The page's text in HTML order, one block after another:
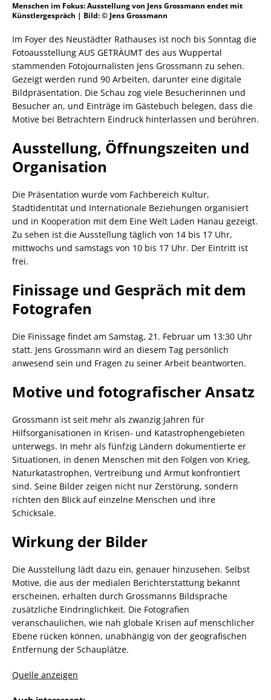
Menschen im Fokus: Ausstellung von Jens Grossmann endet mit
Künstlergespräch | Bild: © Jens Grossmann
Im Foyer des Neustädter Rathauses ist noch bis Sonntag die
Fotoausstellung AUS GETRÄUMT des aus Wuppertal
stammenden Fotojournalisten Jens Grossmann zu sehen.
Gezeigt werden rund 90 Arbeiten, darunter eine digitale
Bildpräsentation. Die Schau zog viele Besucherinnen und
Besucher an, und Einträge im Gästebuch belegen, dass die
Motive bei Betrachtern Eindruck hinterlassen und berühren.
Ausstellung, Öffnungszeiten und
Organisation
Die Präsentation wurde vom Fachbereich Kultur,
Stadtidentität und Internationale Beziehungen organisiert
und in Kooperation mit dem Eine Welt Laden Hanau gezeigt.
Zu sehen ist die Ausstellung täglich von 14 bis 17 Uhr,
mittwochs und samstags von 10 bis 17 Uhr. Der Eintritt ist
frei.
Finissage und Gespräch mit dem
Fotografen
Die Finissage findet am Samstag, 21. Februar um 13:30 Uhr
statt. Jens Grossmann wird an diesem Tag persönlich
anwesend sein und Fragen zu seiner Arbeit beantworten.
Motive und fotografischer Ansatz
Grossmann ist seit mehr als zwanzig Jahren für
Hilfsorganisationen in Krisen- und Katastrophengebieten
unterwegs. In mehr als fünfzig Ländern dokumentierte er
Situationen, in denen Menschen mit den Folgen von Krieg,
Naturkatastrophen, Vertreibung und Armut konfrontiert
sind. Seine Bilder zeigen nicht nur Zerstörung, sondern
richten den Blick auf einzelne Menschen und ihre
Schicksale.
Wirkung der Bilder
Die Ausstellung lädt dazu ein, genauer hinzusehen. Selbst
Motive, die aus der medialen Berichterstattung bekannt
erscheinen, erhalten durch Grossmanns Bildsprache
zusätzliche Eindringlichkeit. Die Fotografien
veranschaulichen, wie nah globale Krisen auf menschlicher
Ebene rücken können, unabhängig von der geografischen
Entfernung der Schauplätze.
Quelle anzeigen